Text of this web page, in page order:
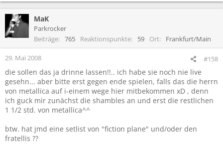
MaK
Parkrocker
Beiträge
765 Reaktionspunkte 59 Ort Frankfurt/Main
29. Mai 2008 #158
die sollen das ja drinne lassen!!.. ich habe sie noch nie live
gesehn... aber bitte erst gegen ende spielen, falls das die herrn
von metallica auf i-einem wege hier mitbekommen xD , denn
ich guck mir zunächst die shambles an und erst die restlichen
1 1/2 std. von metallica^^
btw. hat jmd eine setlist von "fiction plane" und/oder den
fratellis ??